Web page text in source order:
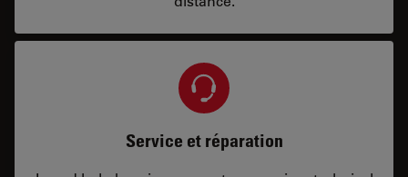
Service et réparation